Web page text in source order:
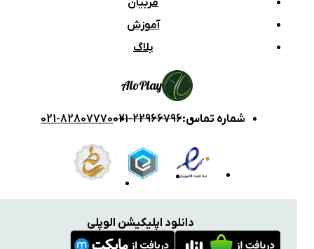
آموزش
بلاگ
AloPlay
شماره تماس:
021-22966796
021-82807770
دانلود اپلیکیشن الوپلی